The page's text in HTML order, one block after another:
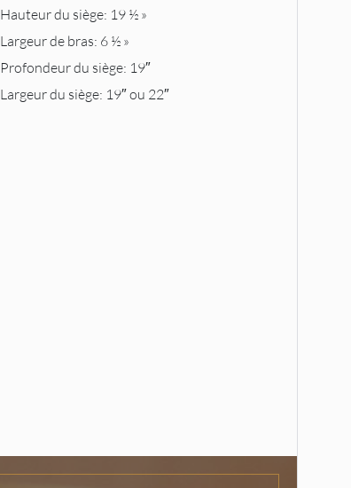
Hauteur du siège: 19 ½ »
Largeur de bras: 6 ½ »
Profondeur du siège: 19″
Largeur du siège: 19″ ou 22″